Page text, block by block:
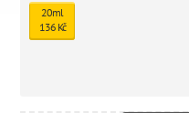
celkovou kondici terarijních zvířat a
účinně podporuje jejich zdraví.
20ml
136 Kč